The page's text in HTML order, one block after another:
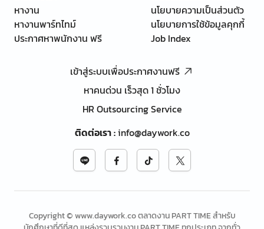
หางาน
หางานพาร์ทไทม์
ประกาศหาพนักงาน ฟรี
นโยบายความเป็นส่วนตัว
นโยบายการใช้ข้อมูลคุกกี้
Job Index
เข้าสู่ระบบเพื่อประกาศงานฟรี
หาคนด่วน เร็วสุด 1 ชั่วโมง
HR Outsourcing Service
ติดต่อเรา:info@daywork.co
Copyright © www.daywork.co ตลาดงาน PART TIME สำหรับ